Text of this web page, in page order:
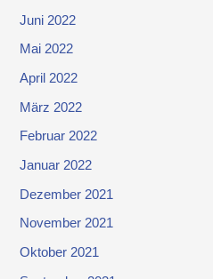
Juni 2022
Mai 2022
April 2022
März 2022
Februar 2022
Januar 2022
Dezember 2021
November 2021
Oktober 2021